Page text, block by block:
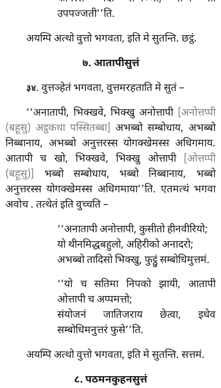
उपपज्जती’’ति.
अयम्पि अत्थो वुत्तो भगवता, इति मे सुतन्ति. छट्ठं.
७. आतापीसुत्तं
३४. वुत्तञ्हेतं भगवता, वुत्तमरहताति मे सुतं –
‘‘अनातापी, भिक्खवे, भिक्खु अनोत्तापी [अनोत्तप्पी
(बहूसु) अट्ठकथा पस्सितब्बा] अभब्बो सम्बोधाय, अभब्बो
निब्बानाय, अभब्बो अनुत्तरस्स योगक्खेमस्स अधिगमाय.
आतापी च खो, भिक्खवे, भिक्खु ओत्तापी
[ओत्तप्पी
(बहूसु)]
भब्बो सम्बोधाय, भब्बो निब्बानाय, भब्बो
अनुत्तरस्स योगक्खेमस्स अधिगमाया’’ति. एतमत्थं भगवा
अवोच. तत्थेतं इति वुच्चति –
‘‘अनातापीअनोत्तापी, कुसीतो हीनवीरियो;
यो थीनमिद्धबहुलो, अहिरीको अनादरो;
अभब्बो तादिसो भिक्खु, फुट्ठुं सम्बोधिमुत्तमं.
‘‘यो च सतिमा निपको झायी, आतापी
ओत्तापी च अप्पमत्तो;
संयोजनं जातिजराय छेत्वा, इधेव
सम्बोधिमनुत्तरं फुसे’’ति.
अयम्पि अत्थो वुत्तो भगवता, इति मे सुतन्ति. सत्तमं.
८. पठमनकुहनसुत्तं